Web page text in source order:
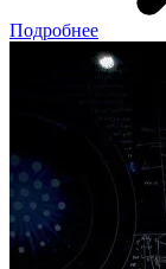
Подробнее